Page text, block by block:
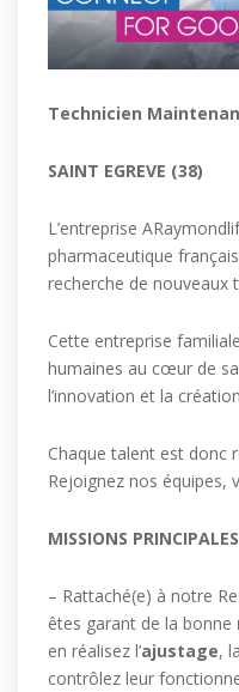
Technicien
SAINT EGREVE (38)
L’entreprise
pharmaceutique
recherche de nouveaux
Cette entreprise
humaines au cœur de
l’innovation et la
Chaque talent est donc
Rejoignez nos équipes,
MISSIONS PRINCIPALES
– Rattaché(e) à notre
êtes garant de la bonne
en réalisez l’ajustage, la
contrôlez leur